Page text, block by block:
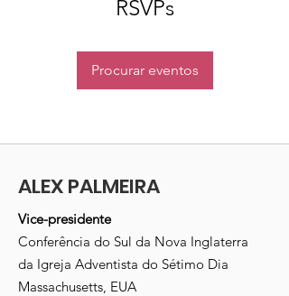
RSVPs
Procurar eventos
ALEX PALMEIRA
Vice-presidente
Conferência do Sul da Nova Inglaterra
da Igreja Adventista do Sétimo Dia
Massachusetts, EUA